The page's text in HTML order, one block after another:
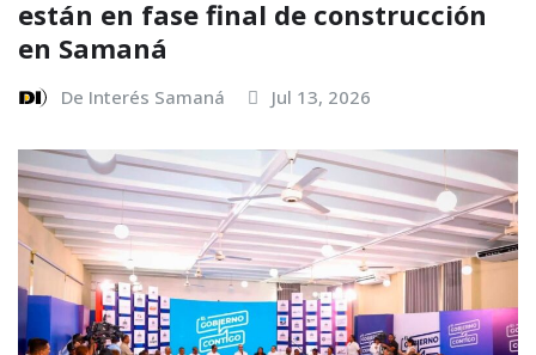
están en fase final de construcción
en Samaná
De Interés Samaná Jul 13, 2026